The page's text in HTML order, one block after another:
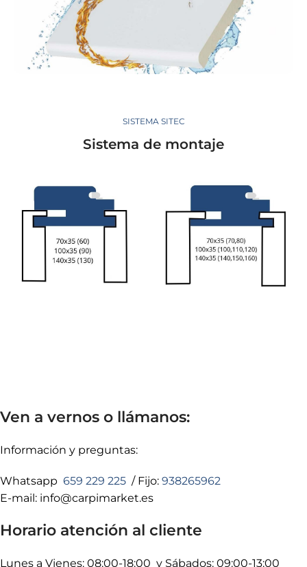
SISTEMA SITEC
Sistema de montaje
Ven a vernos o llámanos:
Información y preguntas:
Whatsapp 659 229 225 / Fijo: 938265962
E-mail: info@carpimarket.es
Horario atención al cliente
Lunes a Vienes: 08:00-18:00 y Sábados: 09:00-13:00